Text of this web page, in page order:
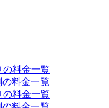
の料金一覧
料金一覧
の料金一覧